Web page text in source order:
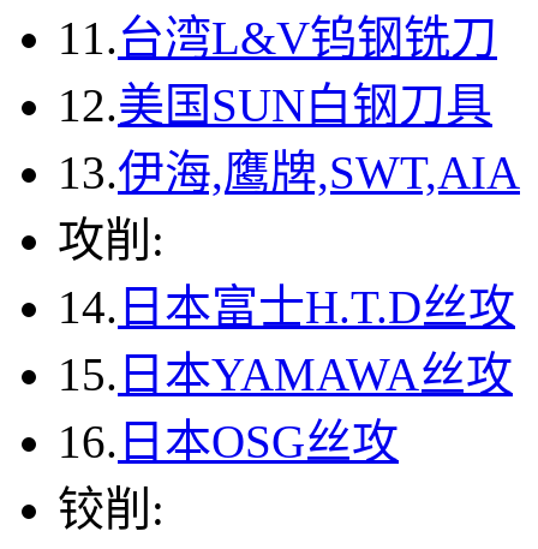
11.台湾L&V钨钢铣刀
12.美国SUN白钢刀具
13.伊海,鹰牌,SWT,AIA
攻削:
14. 日本富士H.T.D丝攻
15. 日本YAMAWA丝攻
16. 日本OSG丝攻
铰削: